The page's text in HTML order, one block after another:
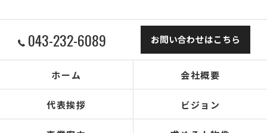
043-232-6089 お問い合わせはこちら
ホーム 会社概要
代表挨拶 ビジョン